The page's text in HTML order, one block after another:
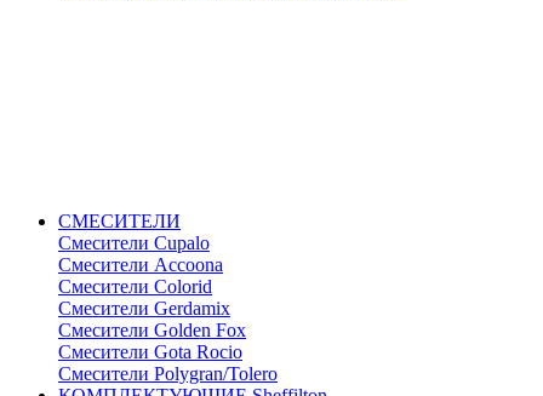
СМЕСИТЕЛИ
Cмесители Cupalo
Смесители Accoona
Смесители Colorid
Смесители Gerdamix
Смесители Golden Fox
Смесители Gota Rocio
Смесители Polygran/Tolero